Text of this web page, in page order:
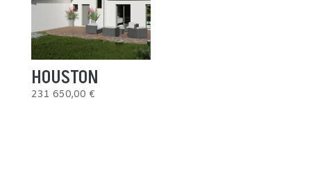
HOUSTON
231 650,00 €